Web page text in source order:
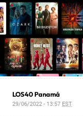
LOS40 Panamá
29/06/2022 - 13:57 EST